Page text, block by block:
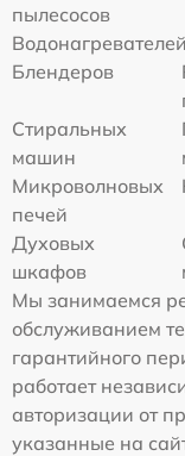
пылесосов
Водонагревателей
Блендеров
Стиральных
машин
Микроволновых
печей
Духовых
шкафов
Мы занимаемся
обслуживанием
гарантийного
работает
авторизации от
указанные на